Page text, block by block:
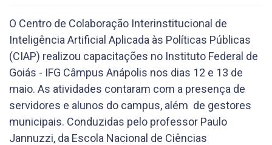
O Centro de Colaboração Interinstitucional de
Inteligência Artificial Aplicada às Políticas Públicas
(CIAP) realizou capacitações no Instituto Federal de
Goiás - IFG Câmpus Anápolis nos dias 12 e 13 de
maio. As atividades contaram com a presença de
servidores e alunos do campus, além de gestores
municipais. Conduzidas pelo professor Paulo
Jannuzzi, da Escola Nacional de Ciências